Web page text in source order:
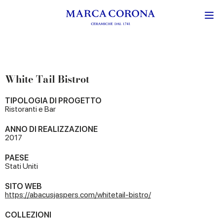
White Tail Bistrot
TIPOLOGIA DI PROGETTO
Ristoranti e Bar
ANNO DI REALIZZAZIONE
2017
PAESE
Stati Uniti
SITO WEB
https://abacusjaspers.com/whitetail-bistro/
COLLEZIONI